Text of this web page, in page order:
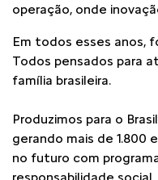
operação, onde
Em todos esses anos,
Todos pensados para
família brasileira.
Produzimos para o
gerando mais de 1.800
no futuro com